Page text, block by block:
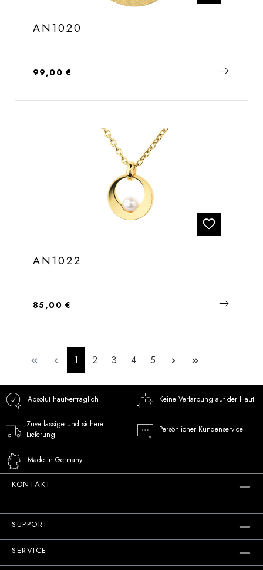
AN1020
Regulärer Preis:
99,00 €
AN1022
Regulärer Preis:
85,00 €
Seite
1 Seite
2 Seite
3 Seite
4 Seite
5
Absolut hautverträglich Keine Verfärbung auf der Haut
Zuverlässige und sichere
Lieferung
Persönlicher Kundenservice
Made in Germany
KONTAKT
SUPPORT
SERVICE